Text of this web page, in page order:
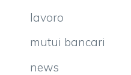
lavoro
mutui bancari
news